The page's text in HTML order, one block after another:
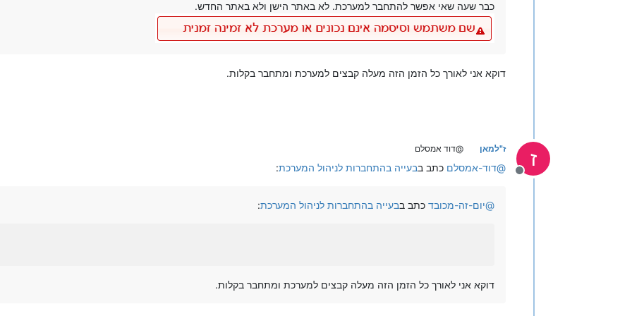
כבר שעה שאי אפשר להתחבר למערכת. לא באתר הישן ולא באתר החדש.
דוקא אני לאורך כל הזמן הזה מעלה קבצים למערכת ומתחבר בקלות.
ז
מנותק
ז"למאן @דוד אמסלם
@דוד-אמסלם כתב בבעייה בהתחברות לניהול המערכת:
@יום-זה-מכובד כתב בבעייה בהתחברות לניהול המערכת:
דוקא אני לאורך כל הזמן הזה מעלה קבצים למערכת ומתחבר בקלות.